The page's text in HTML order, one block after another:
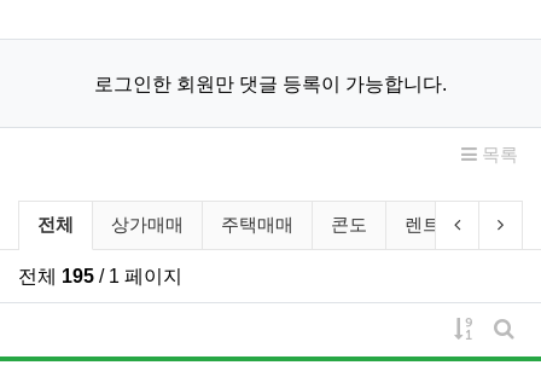
로그인한 회원만 댓글 등록이 가능합니다.
목록
부동산/렌트 분류 목록
전체 상가매매 주택매매 콘도 렌트 룸메이
이전 분류
다
전체 195 / 1 페이지
게시물
게